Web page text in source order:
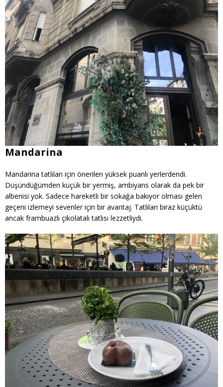
Mandarina
Mandarina tatlıları için önerilen yüksek puanlı yerlerdendi.
Düşündüğümden küçük bir yermiş, ambiyans olarak da pek bir
albenisi yok. Sadece hareketli bir sokağa bakıyor olması gelen
geçeni izlemeyi sevenler için bir avantaj. Tatlıları biraz küçüktü
ancak frambuazlı çikolatalı tatlısı lezzetliydi.